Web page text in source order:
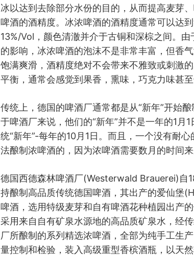
冰以达到去除部分水份的目的，从而提高麦芽
啤酒的酒精度。冰浓啤酒的酒精度通常可以达
13%/Vol，颜色清澈并介于古铜和深棕之间。由
的影响，冰浓啤酒的泡沫不是非常丰富，但香
饱满爽滑，酒精度绝对不会带来不雅致或刺激
平衡，通常会感觉到果香，熏味，巧克力味甚至
传统上，德国的啤酒厂通常都是从“新年”开始
于啤酒厂来说，他们的“新年”并不是一年的1月
统“新年”-每年的10月1日。而且，一个没有耐
法酿制浓啤酒的，因为浓啤酒需要数月的时间来
德国西德森林啤酒厂(Westerwald Brauerei)自
持酿制高品质传统德国啤酒，其出产的爱仙堡
啤酒，选用特级麦芽和自有啤酒花种植园出产
采用来自自有矿泉水源地的高品质矿泉水，经
厂所酿制的系列精选浓啤酒，全部为纯手工生
量控制和检验，装入高级重型香槟酒瓶，以天